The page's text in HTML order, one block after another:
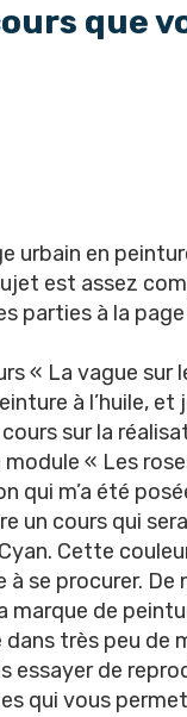
que
urbain en
est assez
parties à la
« La vague sur
à l’huile,
sur la
module « Les
qui m’a été
un cours qui
Cette
se procurer. De
marque de
très peu de
essayer de
qui vous